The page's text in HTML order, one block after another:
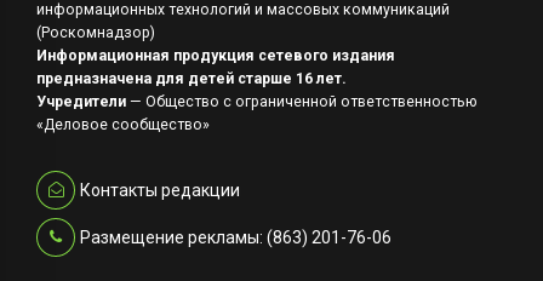
информационных технологий и массовых коммуникаций
(Роскомнадзор)
Информационная продукция сетевого издания
предназначена для детей старше 16 лет.
Учредители — Общество с ограниченной ответственностью
«Деловое сообщество»
Контакты редакции
Размещение рекламы: (863) 201-76-06